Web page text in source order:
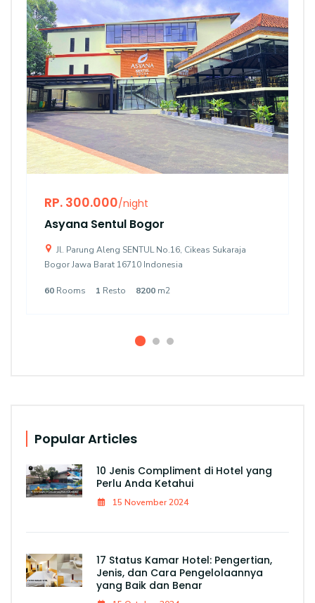
RP. 300.000/night
Asyana Sentul Bogor
Jl. Parung Aleng SENTUL No.16, Cikeas Sukaraja
Bogor Jawa Barat 16710 Indonesia
60 Rooms 1 Resto 8200 m2
Popular Articles
10 Jenis Compliment di Hotel yang
Perlu Anda Ketahui
15 November 2024
17 Status Kamar Hotel: Pengertian,
Jenis, dan Cara Pengelolaannya
yang Baik dan Benar